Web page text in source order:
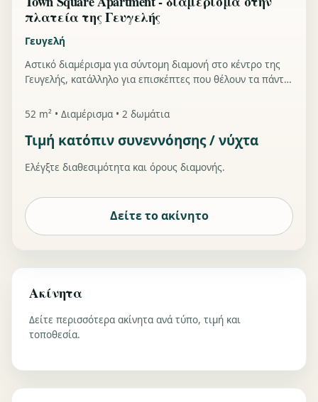
πλατεία της Γευγελής
Γευγελή
Αστικό διαμέρισμα για σύντομη διαμονή στο κέντρο της
Γευγελής, κατάλληλο για επισκέπτες που θέλουν τα πάντα
52 m² • Διαμέρισμα • 2 δωμάτια
Τιμή κατόπιν συνεννόησης / νύχτα
Ελέγξτε διαθεσιμότητα και όρους διαμονής.
Δείτε το ακίνητο
Ακίνητα
Δείτε περισσότερα ακίνητα ανά τύπο, τιμή και
τοποθεσία.